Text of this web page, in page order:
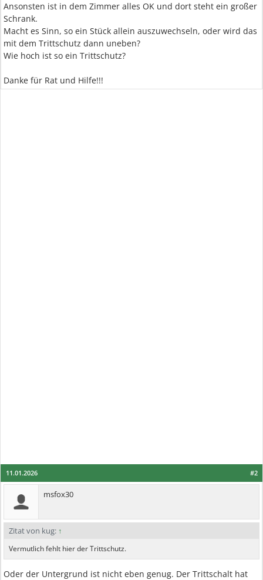
Ansonsten ist in dem Zimmer alles OK und dort steht ein großer
Schrank.
Macht es Sinn, so ein Stück allein auszuwechseln, oder wird das
mit dem Trittschutz dann uneben?
Wie hoch ist so ein Trittschutz?
Danke für Rat und Hilfe!!!
#2
11.01.2026
msfox30
Zitat von kug: ↑
Vermutlich fehlt hier der Trittschutz.
Oder der Untergrund ist nicht eben genug. Der Trittschalt hat